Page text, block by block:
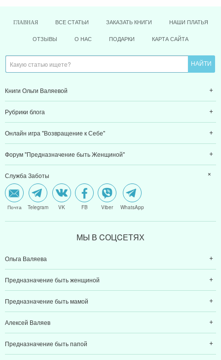
ГЛАВНАЯ ВСЕ СТАТЬИ ЗАКАЗАТЬ КНИГИ НАШИ ПЛАТЬЯ
ОТЗЫВЫ О НАС ПОДАРКИ КАРТА САЙТА
Книги Ольги Валяевой
Рубрики блога
Онлайн игра "Возвращение к Себе"
Форум "Предназначение быть Женщиной"
Служба Заботы
Почта Telegram VK FB Viber WhatsApp
МЫ В CОЦCЕТЯХ
Ольга Валяева
Предназначение быть женщиной
Предназначение быть мамой
Алексей Валяев
Предназначение быть папой